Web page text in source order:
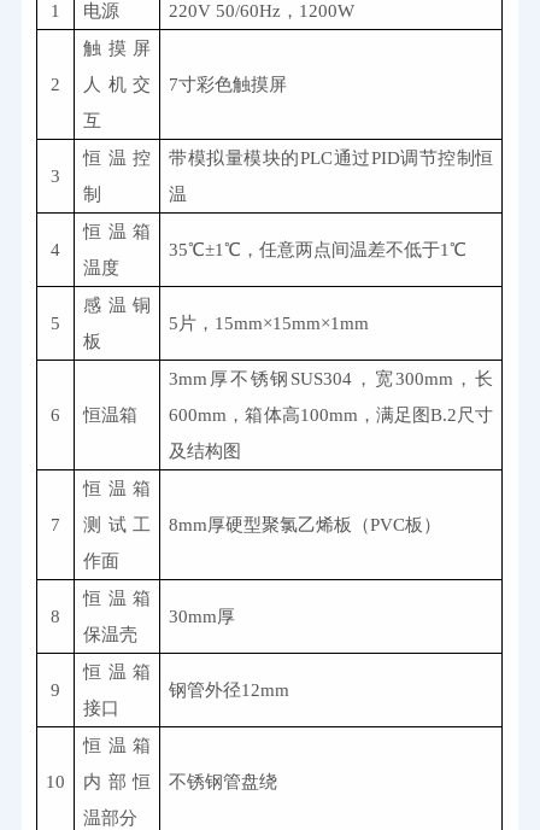
1 电源 220V 50/60Hz ， 1200W
2
触摸屏
人机交
互
7寸彩色触摸屏
3
恒温控
制
带模拟量模块的PLC通过PID调节控制恒
温
4
恒温箱
温度
35℃±1℃，任意两点间温差不低于1℃
5
感温铜
板
5 片， 15mm×15mm×1mm
6 恒温箱
3mm 厚不锈钢 SUS304 ，宽300mm ，长
600mm ，箱体高100mm ，满足图B.2尺寸
及结构图
7
恒温箱
测试工
作面
8mm厚硬型聚氯乙烯板（PVC板）
8
恒温箱
保温壳
30mm厚
9
恒温箱
接口
钢管外径12mm
10
恒温箱
内部恒
温部分
不锈钢管盘绕